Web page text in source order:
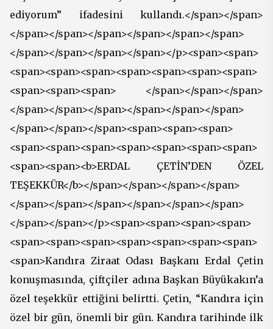
ediyorum” ifadesini kullandı.</span></span>
</span></span></span></span></span></span>
</span></span></span></span></p><span><span>
<span><span><span><span><span><span><span>
<span><span><span> </span></span></span>
</span></span></span></span></span></span>
</span></span></span><span><span><span>
<span><span><span><span><span><span><span>
<span><span><b>ERDAL ÇETİN’DEN ÖZEL
TEŞEKKÜR</b></span></span></span></span>
</span></span></span></span></span></span>
</span></span></p><span><span><span><span>
<span><span><span><span><span><span><span>
<span>Kandıra Ziraat Odası Başkanı Erdal Çetin
konuşmasında, çiftçiler adına Başkan Büyükakın’a
özel teşekkür ettiğini belirtti. Çetin, “Kandıra için
özel bir gün, önemli bir gün. Kandıra tarihinde ilk